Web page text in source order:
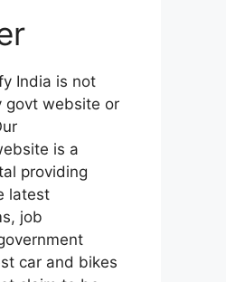
India is not
govt website or
is a
providing
latest
job
car and bikes